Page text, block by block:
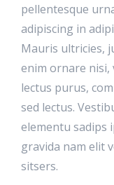
pellentesque
adipiscing in
Mauris ultricies,
enim ornare nisi,
lectus purus,
sed lectus.
elementu sadips
gravida nam elit
sitsers.